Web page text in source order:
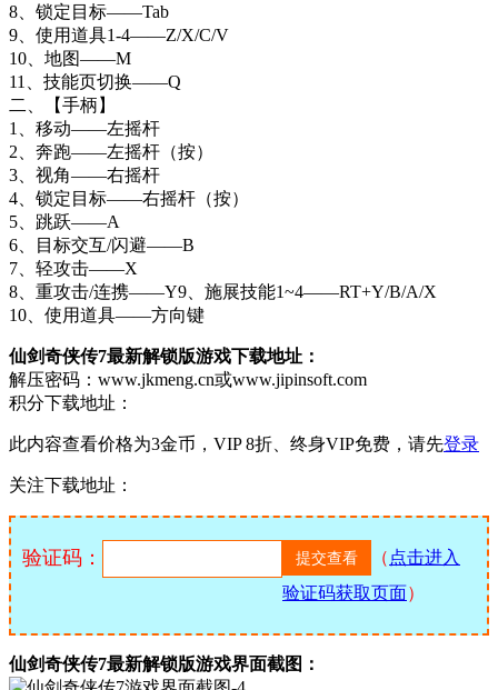
8、锁定目标——Tab
9、使用道具1-4——Z/X/C/V
10、地图——M
11、技能页切换——Q
二、【手柄】
1、移动——左摇杆
2、奔跑——左摇杆（按）
3、视角——右摇杆
4、锁定目标——右摇杆（按）
5、跳跃——A
6、目标交互/闪避——B
7、轻攻击——X
8、重攻击/连携——Y9、施展技能1~4——RT+Y/B/A/X
10、使用道具——方向键
仙剑奇侠传7最新解锁版游戏下载地址：
解压密码：www.jkmeng.cn或www.jipinsoft.com
积分下载地址：
此内容查看价格为3金币，VIP 8折、终身VIP免费，请先登录
关注下载地址：
验证码： （ 点击进入
验证码获取页面）
仙剑奇侠传7最新解锁版游戏界面截图：